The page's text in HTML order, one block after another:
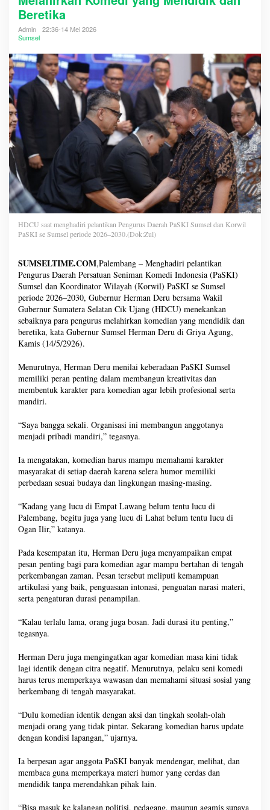
Beretika
Admin
22:36-14 Mei 2026
Sumsel
HDCU saat menghadiri pelantikan Pengurus Daerah PaSKI Sumsel dan Korwil
PaSKI se Sumsel periode 2026–2030.(Dok:Zul)
SUMSELTIME.COM,Palembang – Menghadiri pelantikan
Pengurus Daerah Persatuan Seniman Komedi Indonesia (PaSKI)
Sumsel dan Koordinator Wilayah (Korwil) PaSKI se Sumsel
periode 2026–2030, Gubernur Herman Deru bersama Wakil
Gubernur Sumatera Selatan Cik Ujang (HDCU) menekankan
sebaiknya para pengurus melahirkan komedian yang mendidik dan
beretika, kata Gubernur Sumsel Herman Deru di Griya Agung,
Kamis (14/5/2926).
Menurutnya, Herman Deru menilai keberadaan PaSKI Sumsel
memiliki peran penting dalam membangun kreativitas dan
membentuk karakter para komedian agar lebih profesional serta
mandiri.
“Saya bangga sekali. Organisasi ini membangun anggotanya
menjadi pribadi mandiri,” tegasnya.
Ia mengatakan, komedian harus mampu memahami karakter
masyarakat di setiap daerah karena selera humor memiliki
perbedaan sesuai budaya dan lingkungan masing-masing.
“Kadang yang lucu di Empat Lawang belum tentu lucu di
Palembang, begitu juga yang lucu di Lahat belum tentu lucu di
Ogan Ilir,” katanya.
Pada kesempatan itu, Herman Deru juga menyampaikan empat
pesan penting bagi para komedian agar mampu bertahan di tengah
perkembangan zaman. Pesan tersebut meliputi kemampuan
artikulasi yang baik, penguasaan intonasi, penguatan narasi materi,
serta pengaturan durasi penampilan.
“Kalau terlalu lama, orang juga bosan. Jadi durasi itu penting,”
tegasnya.
Herman Deru juga mengingatkan agar komedian masa kini tidak
lagi identik dengan citra negatif. Menurutnya, pelaku seni komedi
harus terus memperkaya wawasan dan memahami situasi sosial yang
berkembang di tengah masyarakat.
“Dulu komedian identik dengan aksi dan tingkah seolah-olah
menjadi orang yang tidak pintar. Sekarang komedian harus update
dengan kondisi lapangan,” ujarnya.
Ia berpesan agar anggota PaSKI banyak mendengar, melihat, dan
membaca guna memperkaya materi humor yang cerdas dan
mendidik tanpa merendahkan pihak lain.
“Bisa masuk ke kalangan politisi, pedagang, maupun agamis supaya